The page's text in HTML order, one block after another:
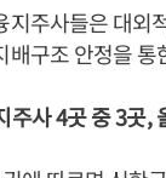
지주사들은 대외
배구조 안정을
사 4곳 중 3곳,